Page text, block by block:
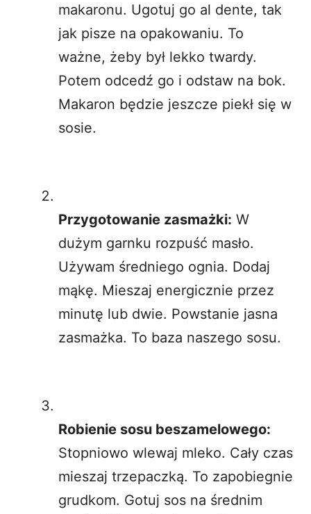
makaronu. Ugotuj go al dente, tak
jak pisze na opakowaniu. To
ważne, żeby był lekko twardy.
Potem odcedź go i odstaw na bok.
Makaron będzie jeszcze piekł się w
sosie.
Przygotowanie zasmażki: W
dużym garnku rozpuść masło.
Używam średniego ognia. Dodaj
mąkę. Mieszaj energicznie przez
minutę lub dwie. Powstanie jasna
zasmażka. To baza naszego sosu.
Robienie sosu beszamelowego:
Stopniowo wlewaj mleko. Cały czas
mieszaj trzepaczką. To zapobiegnie
grudkom. Gotuj sos na średnim